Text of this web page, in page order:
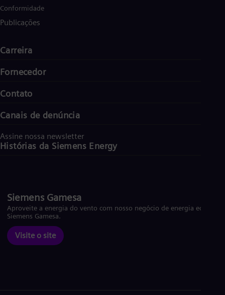
Conformidade
Publicações
Carreira
Fornecedor
Contato
Canais de denúncia
Assine nossa newsletter
Histórias da Siemens Energy
Siemens Gamesa
Aproveite a energia do vento com nosso negócio de energia eólica
Siemens Gamesa.
Visite o site